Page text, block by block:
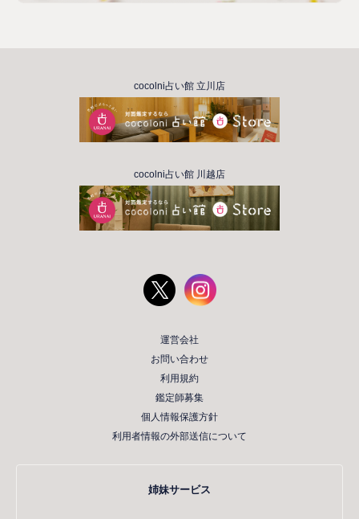
cocolni占い館 立川店
cocolni占い館 川越店
運営会社
お問い合わせ
利用規約
鑑定師募集
個人情報保護方針
利用者情報の外部送信について
姉妹サービス